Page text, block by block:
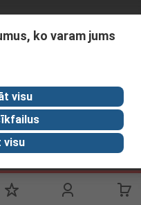
Grupa
ko varam jums
visu
visu